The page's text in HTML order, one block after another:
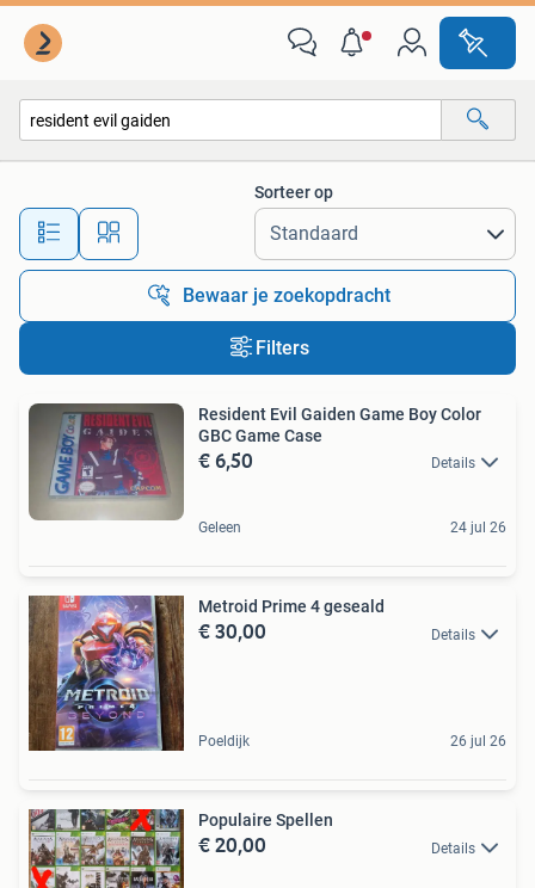
Alle afstanden…
Sorteer op
Bewaar je zoekopdracht
Filters
Resident Evil Gaiden Game Boy Color
GBC Game Case
€ 6,50 Details
Geleen 24 jul 26
Metroid Prime 4 geseald
€ 30,00 Details
Poeldijk 26 jul 26
Populaire Spellen
€ 20,00 Details